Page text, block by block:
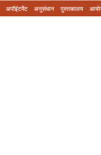
अपॉइंटमेंट अनुसंधान पुस्तकालय